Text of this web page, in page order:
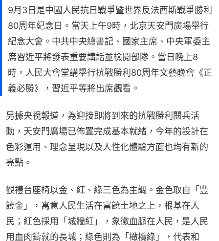
9月3日是中國人民抗日戰爭暨世界反法西斯戰爭勝利
80周年紀念日。當天上午9時，北京天安門廣場舉行
紀念大會。中共中央總書記、國家主席、中央軍委主
席習近平將發表重要講話並檢閱部隊。當日晚上8
時，人民大會堂講舉行抗戰勝利80周年文藝晚會《正
義必勝》，習近平等將出席觀看。
另據央視報道，為迎接即將到來的抗戰勝利閱兵活
動，天安門廣場已佈置完成基本就緒，今年的設計在
色彩運用、理念呈現以及人性化體驗方面也均有新的
亮點。
觀禮台座椅以金、紅、綠三色為主調。金色取自「豐
饒金」，寓意人民生活在富饒土地之上，根基在人
民；紅色採用「城牆紅」，象徵血脈在人民，是人民
用血肉鑄就的長城；綠色則為「橄欖綠」，代表和